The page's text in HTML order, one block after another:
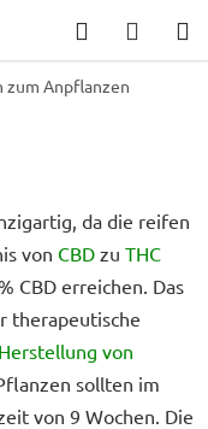
Suchen
zum Anpflanzen
da die reifen
von CBD zu THC
CBD erreichen. Das
therapeutische
Herstellung von
sollten im
von 9 Wochen. Die